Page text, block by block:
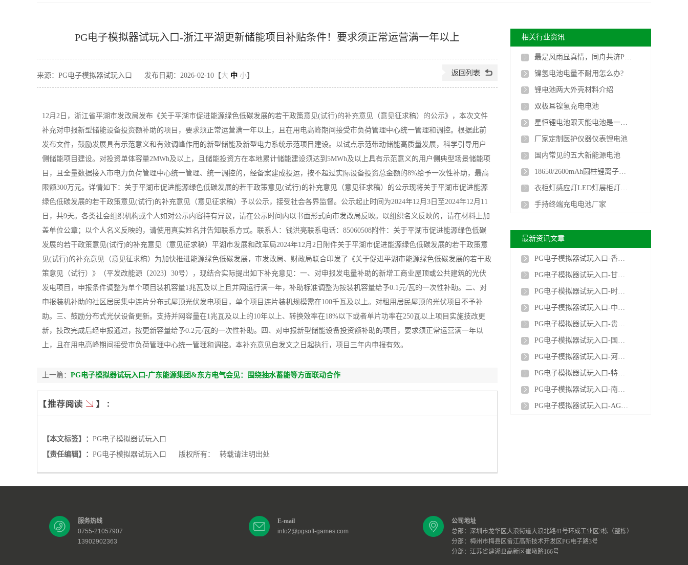
PG电子模拟器试玩入口-浙江平湖更新储能项目补贴条件！要求须正常运营满一年以上
来源：PG电子模拟器试玩入口 发布日期：2026-02-10【大 中 小】
12月2日，浙江省平湖市发改局发布《关于平湖市促进能源绿色低碳发展的若干政策意见(试行)的补充意见（意见征求稿）的公示》，本次文件
补充对申报新型储能设备投资额补助的项目，要求须正常运营满一年以上，且在用电高峰期间接受市负荷管理中心统一管理和调控。根据此前
发布文件，鼓励发展具有示范意义和有效调峰作用的新型储能及新型电力系统示范项目建设。以试点示范带动储能高质量发展，科学引导用户
侧储能项目建设。对投资单体容量2MWh及以上，且储能投资方在本地累计储能建设须达到5MWh及以上具有示范意义的用户侧典型场景储能项
目，且全量数据接入市电力负荷管理中心统一管理、统一调控的，经备案建成投运，按不超过实际设备投资总金额的8%给予一次性补助，最高
限额300万元。详情如下：关于平湖市促进能源绿色低碳发展的若干政策意见(试行)的补充意见（意见征求稿）的公示现将关于平湖市促进能源
绿色低碳发展的若干政策意见(试行)的补充意见（意见征求稿）予以公示，接受社会各界监督。公示起止时间为2024年12月3日至2024年12月11
日，共9天。各类社会组织机构或个人如对公示内容持有异议，请在公示时间内以书面形式向市发改局反映。以组织名义反映的，请在材料上加
盖单位公章；以个人名义反映的，请使用真实姓名并告知联系方式。联系人：钱洪亮联系电话：85060508附件：关于平湖市促进能源绿色低碳
发展的若干政策意见(试行)的补充意见（意见征求稿）平湖市发展和改革局2024年12月2日附件关于平湖市促进能源绿色低碳发展的若干政策意
见(试行)的补充意见（意见征求稿）为加快推进能源绿色低碳发展，市发改局、财政局联合印发了《关于促进平湖市能源绿色低碳发展的若干政
策意见（试行）》（平发改能源〔2023〕30号），现结合实际提出如下补充意见：一、对申报发电量补助的新增工商业屋顶或公共建筑的光伏
发电项目，申报条件调整为单个项目装机容量1兆瓦及以上且并网运行满一年，补助标准调整为按装机容量给予0.1元/瓦的一次性补助。二、对
申报装机补助的社区居民集中连片分布式屋顶光伏发电项目，单个项目连片装机规模需在100千瓦及以上。对租用居民屋顶的光伏项目不予补
助。三、鼓励分布式光伏设备更新。支持并网容量在1兆瓦及以上的10年以上、转换效率在18%以下或者单片功率在250瓦以上项目实施技改更
新，技改完成后经申报通过，按更新容量给予0.2元/瓦的一次性补助。四、对申报新型储能设备投资额补助的项目，要求须正常运营满一年以
上，且在用电高峰期间接受市负荷管理中心统一管理和调控。本补充意见自发文之日起执行，项目三年内申报有效。
上一篇： PG电子模拟器试玩入口-广东能源集团&东方电气会见：围绕抽水蓄能等方面联动合作
下一篇：PG电子模拟器试玩入口-苏盐井神：拟投资
【本文标签】： PG电子模拟器试玩入口
【责任编辑】： PG电子模拟器试玩入口 版权所有： 转载请注明出处
相关行业资讯
最是风雨显真情，同舟共济PG电子人
镍氢电池电量不耐用怎么办?
锂电池两大外壳材料介绍
双极耳镍氢充电电池
星恒锂电池跟天能电池是一家的吗
厂家定制医护仪器仪表锂电池
国内常见的五大新能源电池
18650/2600mAh圆柱锂离子电池
衣柜灯感应灯LED灯展柜灯聚合物长条锂电池厂家
手持终端充电电池厂家
最新资讯文章
PG电子模拟器试玩入口-香港首个光储充检智能充电站投运
PG电子模拟器试玩入口-甘肃新型储能装机突破900万千瓦 相当于5.5个刘家峡水电站
PG电子模拟器试玩入口-时代储能首个铁铬液流电池出口项目顺利完成工厂验收
PG电子模拟器试玩入口-中国电建签约阿联酋阿布扎比光储项目，合同金额约139.62亿元
PG电子模拟器试玩入口-贵州首座100MW/200MWh构网型储能电站全容量并网投运
PG电子模拟器试玩入口-国内首个水系有机液流电池台区储能项目投运
PG电子模拟器试玩入口-河南冯营电厂移动储能项目顺利投运
PG电子模拟器试玩入口-特斯拉拟进军印度工业储能市场
PG电子模拟器试玩入口-南网储能肇庆浪江抽水蓄能电站3号机组球阀顺利吊装
PG电子模拟器试玩入口-AGL 启动新南威尔士州利德尔电池储能电站首批调试
服务热线
0755-21057907
13902902363
E-mail
info2@pgsoft-games.com
公司地址
总部：深圳市龙华区大浪街道大浪北路41号环成工业区3栋（整栋）
分部：梅州市梅县区畲江高新技术开发区PG电子路3号
分部：江苏省建湖县高新区崔墩路166号